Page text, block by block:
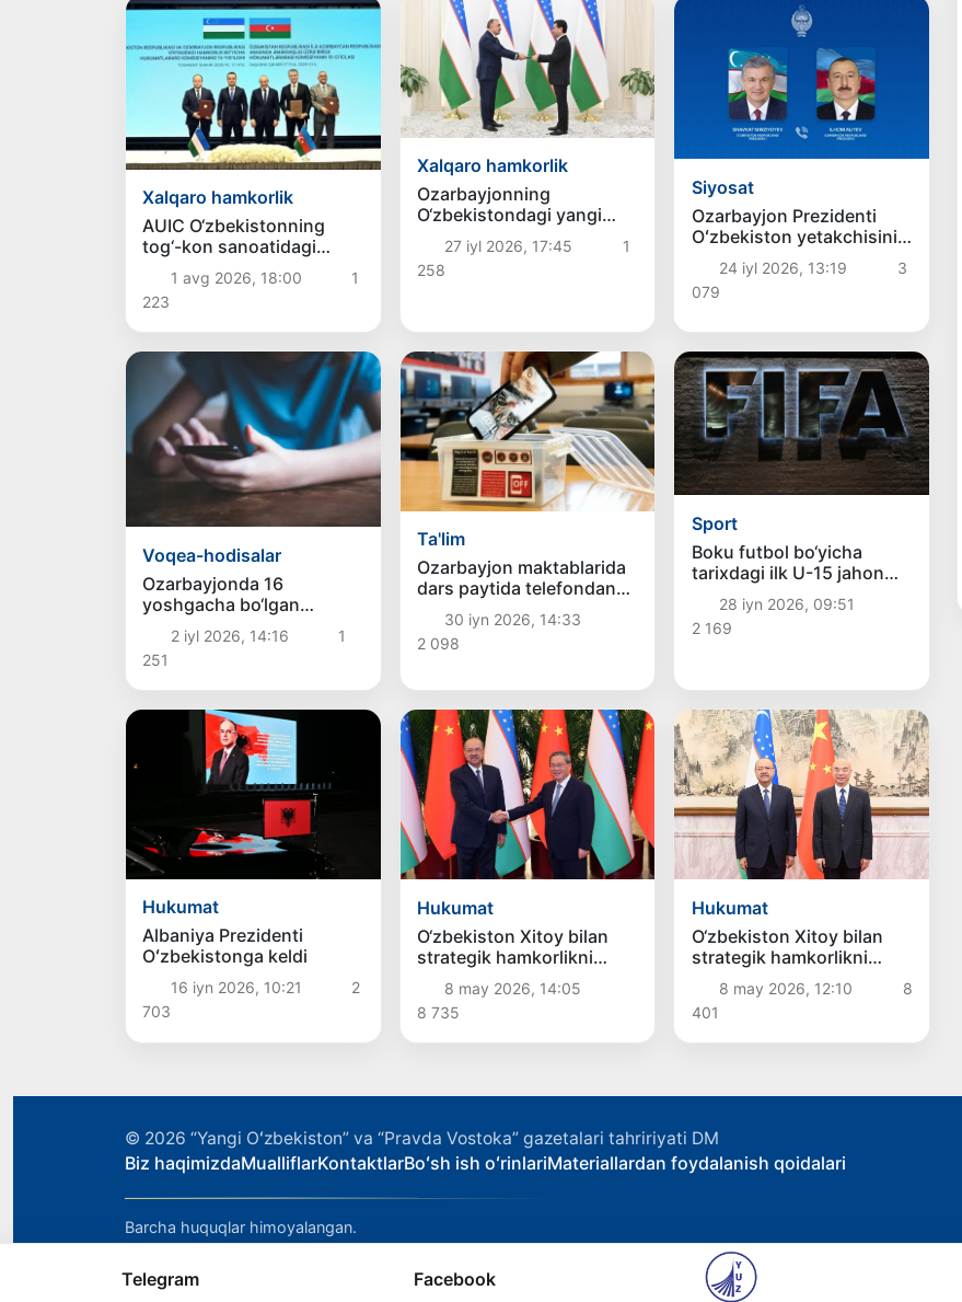
Xalqaro hamkorlik
AUIC O‘zbekistonning
tog‘-kon sanoatidagi
faoliyatini kengaytiradi
1 avg 2026, 18:00
1
223
Xalqaro hamkorlik
Ozarbayjonning
O‘zbekistondagi yangi
elchisi tayinlandi
27 iyl 2026, 17:45
1
258
Siyosat
Ozarbayjon Prezidenti
Oʻzbekiston yetakchisini
tavallud kuni bilan
samimiy tabrikladi
24 iyl 2026, 13:19
3
079
Voqea-hodisalar
Ozarbayjonda 16
yoshgacha bo‘lgan
bolalarga ijtimoiy
tarmoqlardan foydalanish
taqiqlandi
2 iyl 2026, 14:16
1
251
Ta'lim
Ozarbayjon maktablarida
dars paytida telefondan
foydalanish taqiqlandi
30 iyn 2026, 14:33
2 098
Sport
Boku futbol bo‘yicha
tarixdagi ilk U-15 jahon
chempionatiga mezbonlik
qiladi28 iyn 2026, 09:51
2 169
Hukumat
Albaniya Prezidenti
Oʻzbekistonga keldi
16 iyn 2026, 10:21
2
703
Hukumat
O‘zbekiston Xitoy bilan
strategik hamkorlikni
yanada kengaytirishga
tayyorligini bildirdi
8 may 2026, 14:05
8 735
Hukumat
O‘zbekiston Xitoy bilan
strategik hamkorlikni
yanada
chuqurlashtirishdan
manfaatdorligini bildirdi
8 may 2026, 12:10
8
401
© 2026 “Yangi Oʻzbekiston” va “Pravda Vostoka” gazetalari tahririyati DM
Biz haqimizdaMualliflarKontaktlarBoʻsh ish oʻrinlariMateriallardan foydalanish qoidalari
Barcha huquqlar himoyalangan.
Telegram Facebook